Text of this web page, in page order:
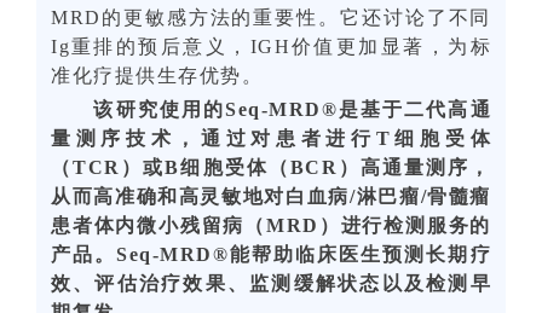
MRD的更敏感方法的重要性。它还讨论了不同
Ig重排的预后意义，IGH价值更加显著，为标
准化疗提供生存优势。
该研究使用的Seq-MRD®是基于二代高通
量测序技术，通过对患者进行T细胞受体
（TCR）或B细胞受体（BCR）高通量测序，
从而高准确和高灵敏地对白血病/淋巴瘤/骨髓瘤
患者体内微小残留病（MRD）进行检测服务的
产品。Seq-MRD®能帮助临床医生预测长期疗
效、评估治疗效果、监测缓解状态以及检测早